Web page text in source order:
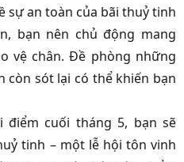
sự an toàn của bãi thuỷ tinh
bạn nên chủ động mang
vệ chân. Đề phòng những
còn sót lại có thể khiến bạn
điểm cuối tháng 5, bạn sẽ
tinh – một lễ hội tôn vinh